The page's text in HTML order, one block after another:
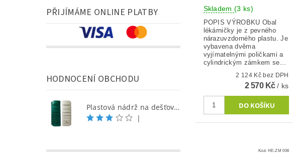
PŘIJÍMÁME ONLINE PLATBY
HODNOCENÍ OBCHODU
Plastová nádrž na dešťovou vodu SEINE 650 l, písková
|
Skladem(3 ks)
POPIS VÝROBKU Obal
lékárničky je z pevného
nárazuvzdorného plastu. Je
vybavena dvěma
vyjímatelnými poličkami a
cylindrickým zámkem se...
2 124 Kč bez DPH
2 570 Kč/ ks
Kód: HE-ZM 006